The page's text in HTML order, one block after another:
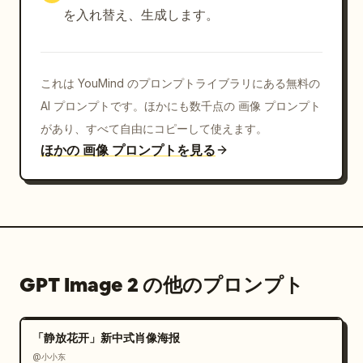
を入れ替え、生成します。
これは YouMind のプロンプトライブラリにある無料の
AI プロンプトです。ほかにも数千点の 画像 プロンプト
があり、すべて自由にコピーして使えます。
ほかの 画像 プロンプトを見る
GPT Image 2 の他のプロンプト
「静放花开」新中式肖像海报
@小小东